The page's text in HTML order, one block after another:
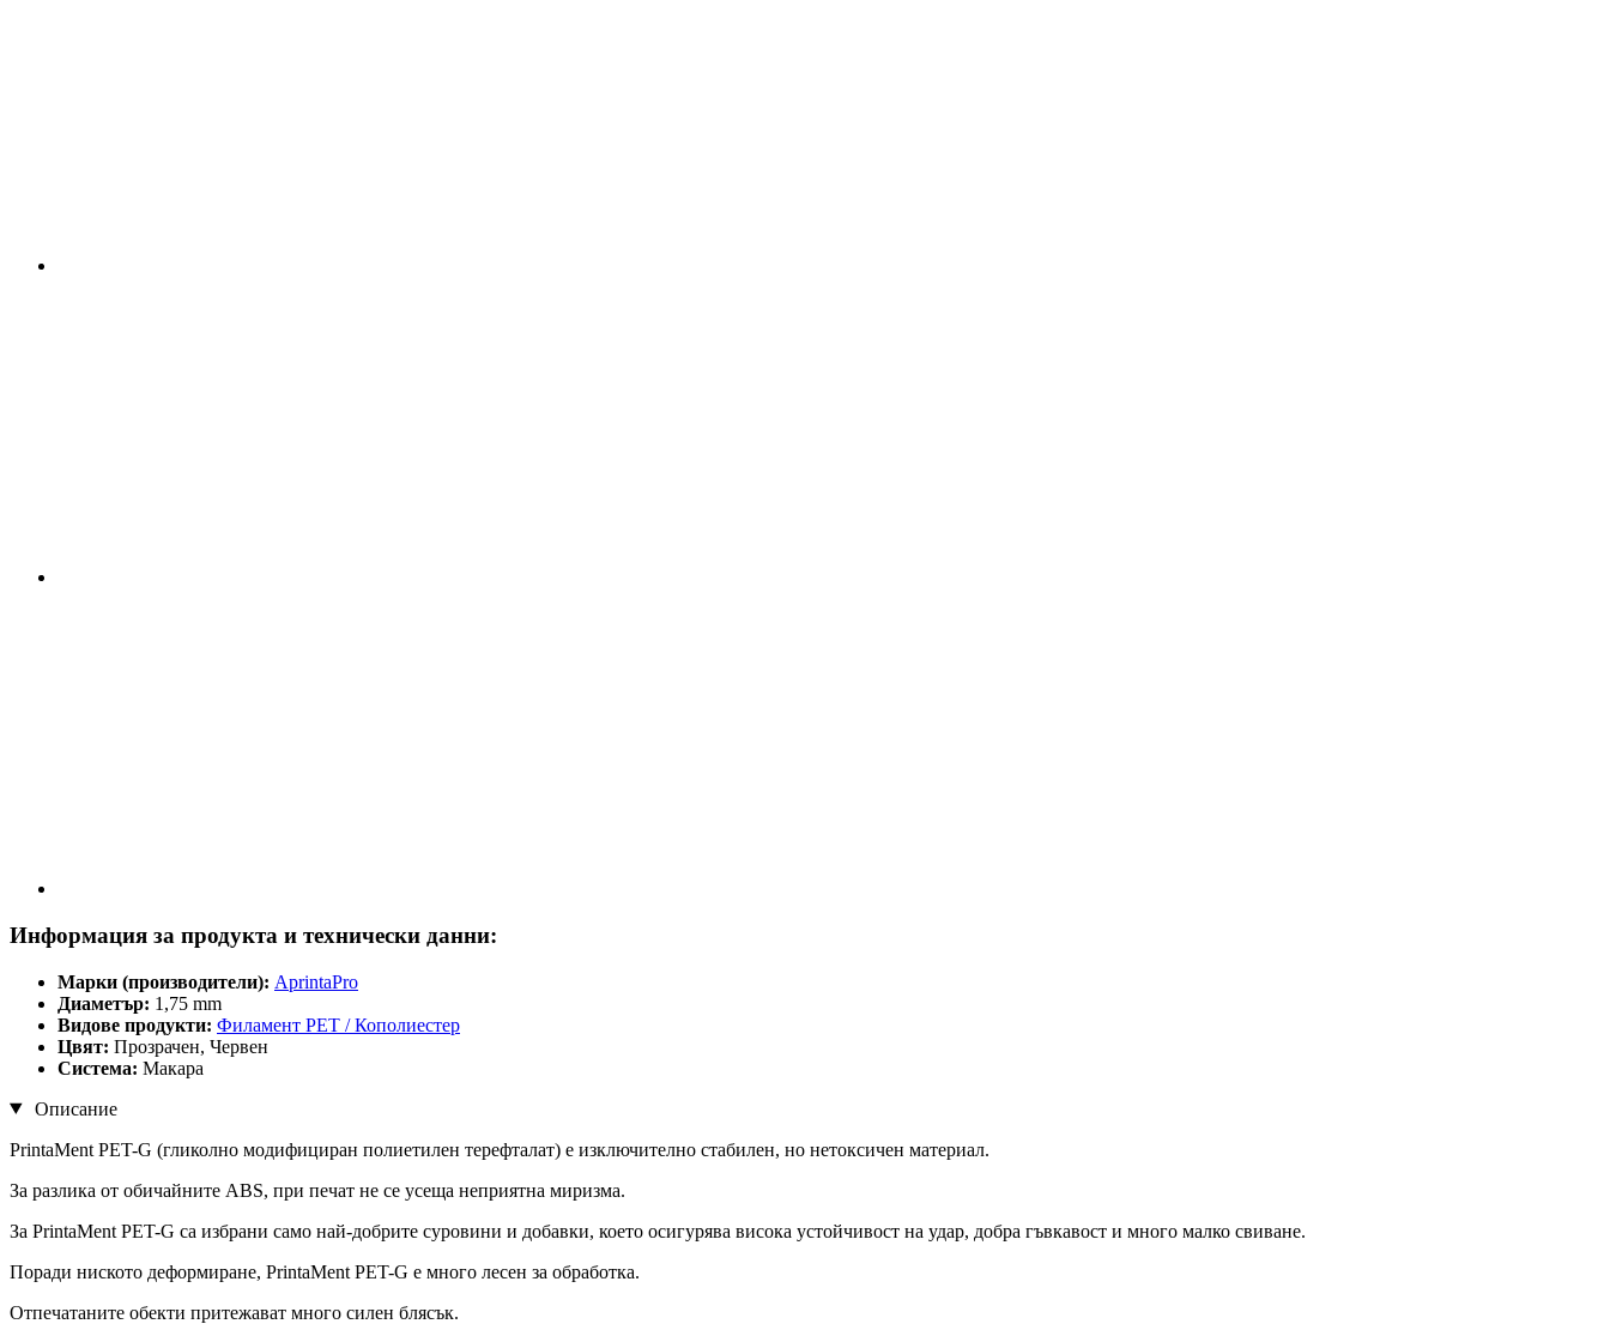
Информация за продукта и технически данни:
Марки (производители): AprintaPro
Диаметър: 1,75 mm
Видове продукти: Филамент PET / Кополиестер
Цвят: Прозрачен, Червен
Система: Макара
Описание
PrintaMent PET-G (гликолно модифициран полиетилен терефталат) е изключително стабилен, но нетоксичен материал.
За разлика от обичайните ABS, при печат не се усеща неприятна миризма.
За PrintaMent PET-G са избрани само най-добрите суровини и добавки, което осигурява висока устойчивост на удар, добра гъвкавост и много малко свиване.
Поради ниското деформиране, PrintaMent PET-G е много лесен за обработка.
Отпечатаните обекти притежават много силен блясък.